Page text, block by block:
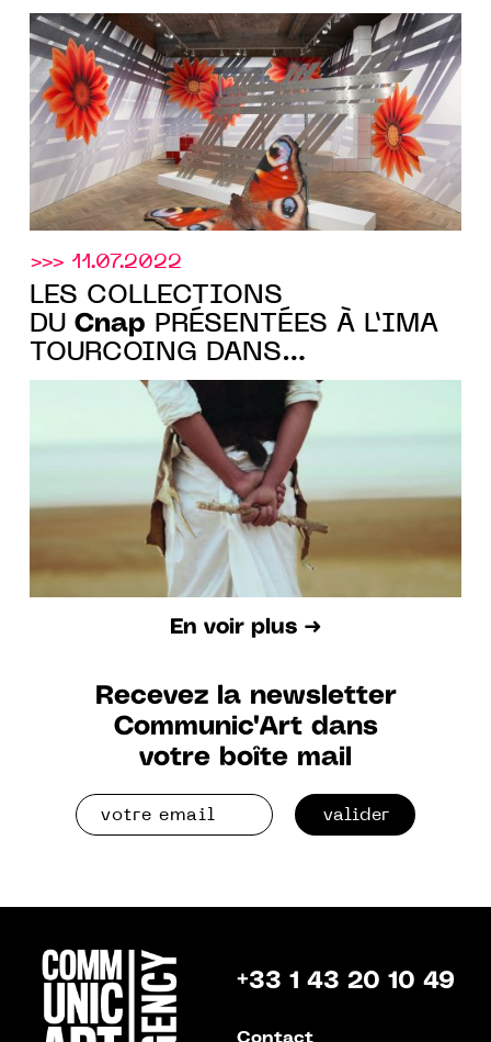
OCCITANIE, DÈS LE 29 JANV.
2023 À SÉRIGNAN
>>> 11.07.2022
LES COLLECTIONS
DU Cnap PRÉSENTÉES À L’IMA
TOURCOING DANS
L’EXPOSITION "LES
SENTINELLES", DU 17.09.2022
AU 12.02.2023
En voir plus ➜
Recevez la newsletter
Communic'Art dans
votre boîte mail
valider
+33 1 43 20 10 49